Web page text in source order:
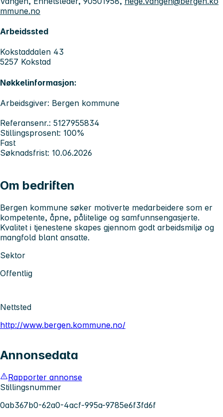
mmune.no
Arbeidssted
Kokstaddalen 43
5257 Kokstad
Nøkkelinformasjon:
Arbeidsgiver: Bergen kommune
Referansenr.: 5127955834
Stillingsprosent: 100%
Fast
Søknadsfrist: 10.06.2026
Om bedriften
Bergen kommune søker motiverte medarbeidere som er
kompetente, åpne, pålitelige og samfunnsengasjerte.
Kvalitet i tjenestene skapes gjennom godt arbeidsmiljø og
mangfold blant ansatte.
Sektor
Offentlig
Nettsted
http://www.bergen.kommune.no/
Annonsedata
Rapporter annonse
Stillingsnummer
0ab367b0-62a0-4acf-995a-9785e6f3fd6f